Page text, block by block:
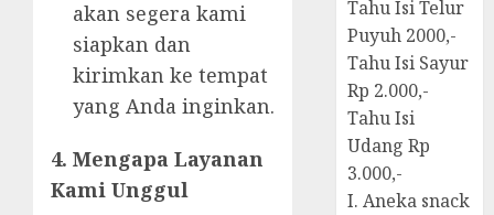
akan segera kami
siapkan dan
kirimkan ke tempat
yang Anda inginkan.
4. Mengapa Layanan
Kami Unggul
Tahu Isi Telur
Puyuh 2000,-
Tahu Isi Sayur
Rp 2.000,-
Tahu Isi
Udang Rp
3.000,-
I. Aneka snack